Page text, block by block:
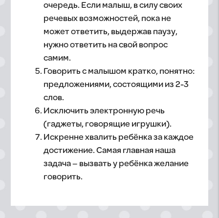
очередь. Если малыш, в силу своих
речевых возможностей, пока не
может ответить, выдержав паузу,
нужно ответить на свой вопрос
самим.
Говорить с малышом кратко, понятно:
предложениями, состоящими из 2-3
слов.
Исключить электронную речь
(гаджеты, говорящие игрушки).
Искренне хвалить ребёнка за каждое
достижение. Самая главная наша
задача – вызвать у ребёнка желание
говорить.